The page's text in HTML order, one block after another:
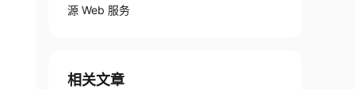
源 Web 服务
相关文章